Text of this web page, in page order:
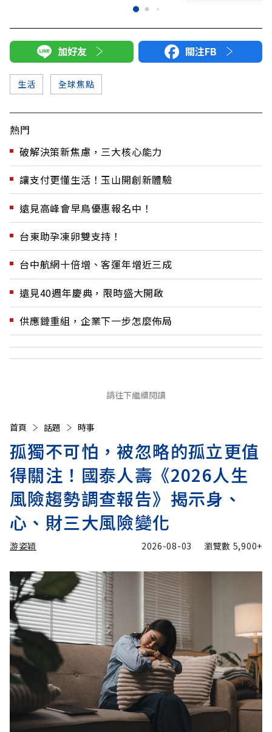
加好友 關注FB
生活 全球焦點
熱門
破解決策新焦慮，三大核心能力
讓支付更懂生活！玉山開創新體驗
遠見高峰會早鳥優惠報名中！
台東助孕凍卵雙支持！
台中航網十倍增、客運年增近三成
遠見40週年慶典，限時盛大開啟
供應鏈重組，企業下一步怎麼佈局
請往下繼續閱讀
首頁 話題 時事
孤獨不可怕，被忽略的孤立更值
得關注！國泰人壽《2026人生
風險趨勢調查報告》揭示身、
心、財三大風險變化
游姿穎 2026-08-03 瀏覽數 5,900+